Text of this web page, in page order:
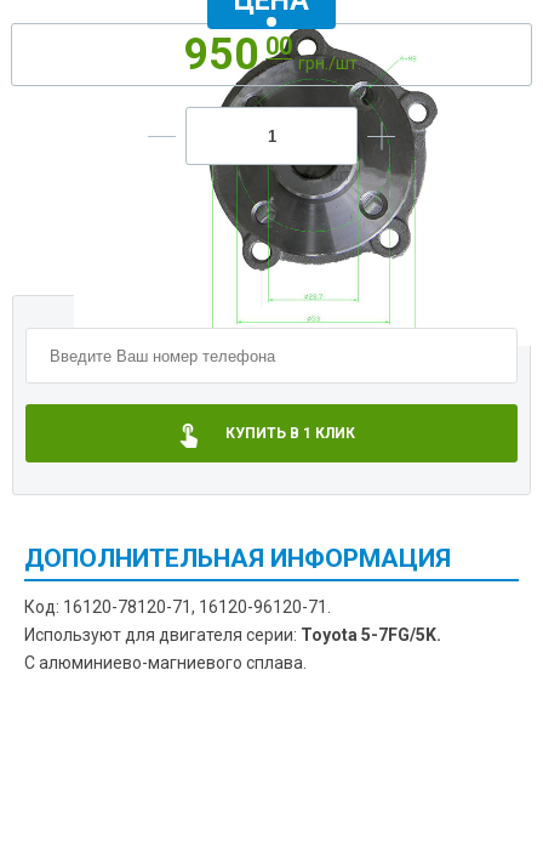
950 00
грн./шт.
ДОБАВИТЬ В КОРЗИНУ
КУПИТЬ В 1 КЛИК
ДОПОЛНИТЕЛЬНАЯ ИНФОРМАЦИЯ
Код: 16120-78120-71, 16120-96120-71.
Используют для двигателя серии: Toyota 5-7FG/5K.
С алюминиево-магниевого сплава.